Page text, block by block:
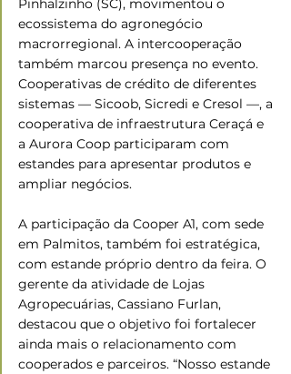
Pinhalzinho (SC), movimentou o
ecossistema do agronegócio
macrorregional. A intercooperação
também marcou presença no evento.
Cooperativas de crédito de diferentes
sistemas — Sicoob, Sicredi e Cresol —, a
cooperativa de infraestrutura Ceraçá e
a Aurora Coop participaram com
estandes para apresentar produtos e
ampliar negócios.
A participação da Cooper A1, com sede
em Palmitos, também foi estratégica,
com estande próprio dentro da feira. O
gerente da atividade de Lojas
Agropecuárias, Cassiano Furlan,
destacou que o objetivo foi fortalecer
ainda mais o relacionamento com
cooperados e parceiros. “Nosso estande